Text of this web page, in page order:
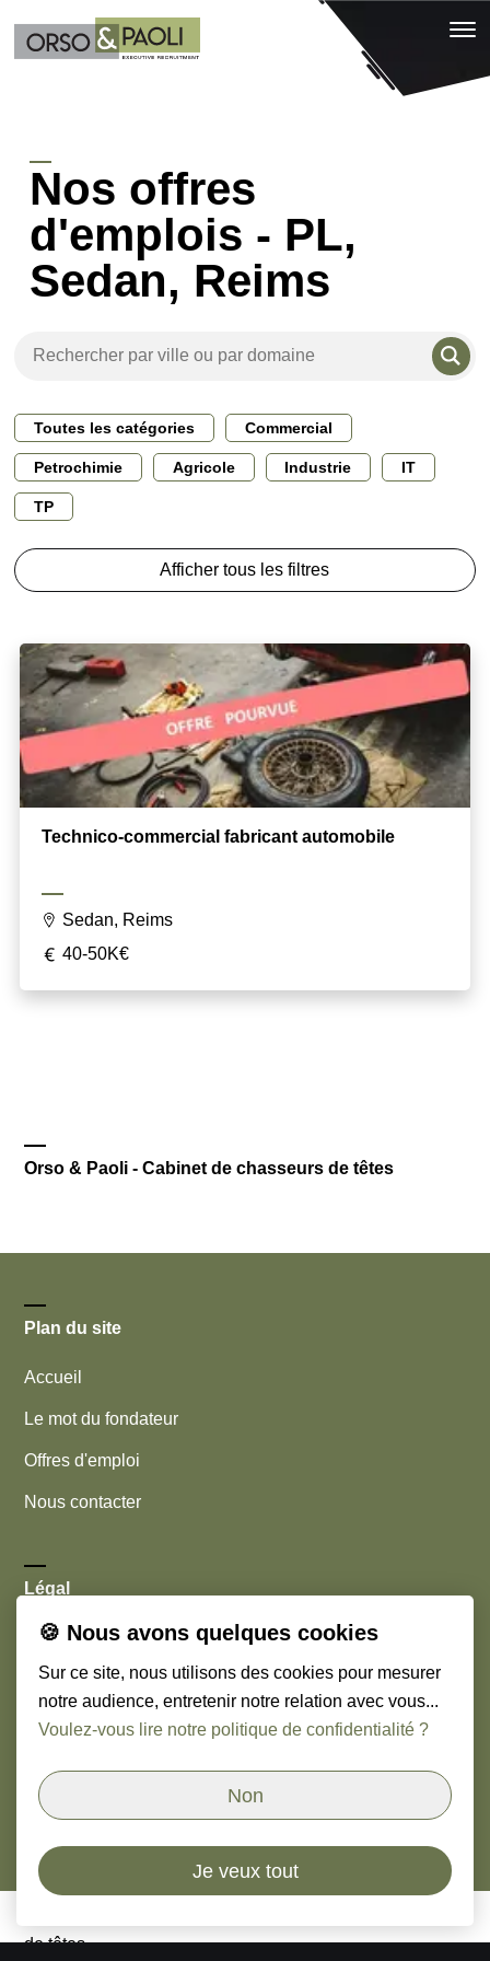
Nos offres
d'emplois - PL,
Sedan, Reims
Toutes les catégories Commercial
Petrochimie Agricole Industrie IT
TP
Afficher tous les filtres
Technico-commercial fabricant automobile
Sedan, Reims
40-50K€
Orso & Paoli - Cabinet de chasseurs de têtes
Plan du site
Accueil
Le mot du fondateur
Offres d'emploi
Nous contacter
Légal
Cookies
Mentions légales
Linkedin
de têtes
🍪 Nous avons quelques cookies
Sur ce site, nous utilisons des cookies pour mesurer
notre audience, entretenir notre relation avec vous...
Voulez-vous lire notre politique de confidentialité ?
Non
Je veux tout